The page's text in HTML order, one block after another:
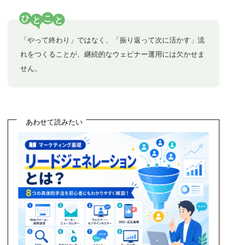
ひ と こ と
「やって終わり」ではなく、「振り返って次に活かす」流
れをつくることが、継続的なウェビナー運用には欠かせま
せん。
あわせて読みたい